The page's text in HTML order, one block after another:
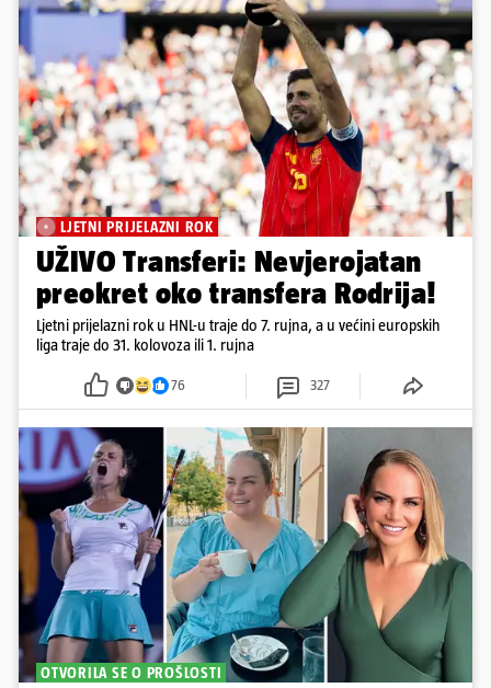
LJETNI PRIJELAZNI ROK
UŽIVO Transferi: Nevjerojatan
preokret oko transfera Rodrija!
Ljetni prijelazni rok u HNL-u traje do 7. rujna, a u većini europskih
liga traje do 31. kolovoza ili 1. rujna
76 327
OTVORILA SE O PROŠLOSTI